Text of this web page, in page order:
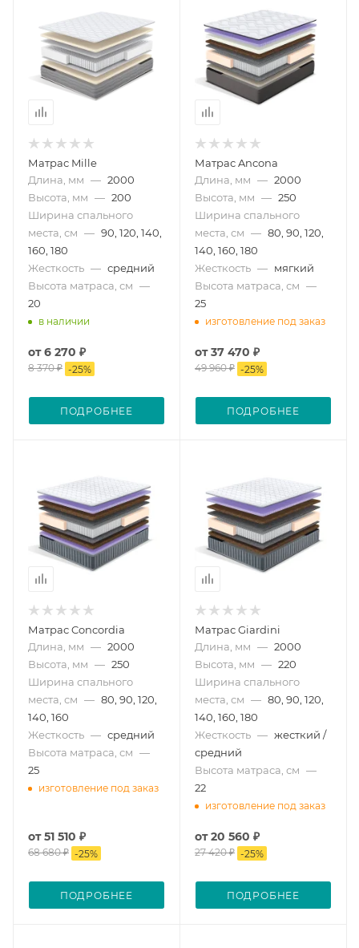
Матрас Mille
Длина, мм — 2000
Высота, мм — 200
Ширина спального
места, см — 90, 120, 140,
160, 180
Жесткость — средний
Высота матраса, см —
20
в наличии
от6 270 ₽
8 370 ₽ -25%
ПОДРОБНЕЕ
Матрас Ancona
Длина, мм — 2000
Высота, мм — 250
Ширина спального
места, см — 80, 90, 120,
140, 160, 180
Жесткость — мягкий
Высота матраса, см —
25
изготовление под заказ
от37 470 ₽
49 960 ₽ -25%
ПОДРОБНЕЕ
Матрас Concordia
Длина, мм — 2000
Высота, мм — 250
Ширина спального
места, см — 80, 90, 120,
140, 160
Жесткость — средний
Высота матраса, см —
25
изготовление под заказ
от51 510 ₽
68 680 ₽ -25%
ПОДРОБНЕЕ
Матрас Giardini
Длина, мм — 2000
Высота, мм — 220
Ширина спального
места, см — 80, 90, 120,
140, 160, 180
Жесткость — жесткий /
средний
Высота матраса, см —
22
изготовление под заказ
от20 560 ₽
27 420 ₽ -25%
ПОДРОБНЕЕ